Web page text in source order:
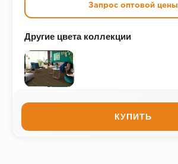
Запрос оптовой цены
Другие цвета коллекции
КУПИТЬ